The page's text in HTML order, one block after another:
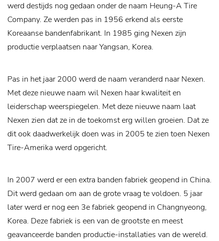
werd destijds nog gedaan onder de naam Heung-A Tire
Company. Ze werden pas in 1956 erkend als eerste
Koreaanse bandenfabrikant. In 1985 ging Nexen zijn
productie verplaatsen naar Yangsan, Korea.
Pas in het jaar 2000 werd de naam veranderd naar Nexen.
Met deze nieuwe naam wil Nexen haar kwaliteit en
leiderschap weerspiegelen. Met deze nieuwe naam laat
Nexen zien dat ze in de toekomst erg willen groeien. Dat ze
dit ook daadwerkelijk doen was in 2005 te zien toen Nexen
Tire-Amerika werd opgericht.
In 2007 werd er een extra banden fabriek geopend in China.
Dit werd gedaan om aan de grote vraag te voldoen. 5 jaar
later werd er nog een 3e fabriek geopend in Changnyeong,
Korea. Deze fabriek is een van de grootste en meest
geavanceerde banden productie-installaties van de wereld.